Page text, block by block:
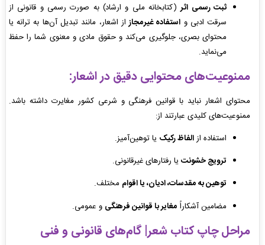
ثبت رسمی اثر(کتابخانه ملی و ارشاد) به صورت رسمی و قانونی از
سرقت ادبی و استفاده غیرمجازاز اشعار، مانند تبدیل آن‌ها به ترانه یا
محتوای بصری، جلوگیری می‌کند و حقوق مادی و معنوی شما را حفظ
می‌نماید.
ممنوعیت‌های محتوایی دقیق در اشعار:
محتوای اشعار نباید با قوانین فرهنگی و شرعی کشور مغایرت داشته باشد.
ممنوعیت‌های کلیدی عبارتند از:
استفاده ازالفاظ رکیک یا توهین‌آمیز.
ترویج خشونتیا رفتارهای غیرقانونی.
توهین به مقدسات، ادیان، یا اقوام مختلف.
مضامین آشکاراً مغایر با قوانین فرهنگی و عمومی.
مراحل چاپ کتاب شعر| گام‌های قانونی و فنی